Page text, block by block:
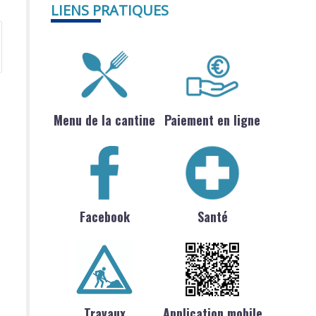
LIENS PRATIQUES
Menu de la cantine Paiement en ligne
Facebook Santé